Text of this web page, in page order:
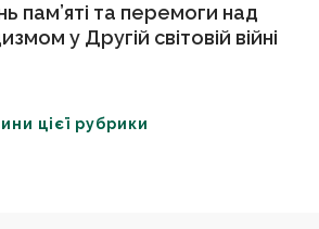
пам’яті та перемоги над
у Другій світовій війні
цієї рубрики